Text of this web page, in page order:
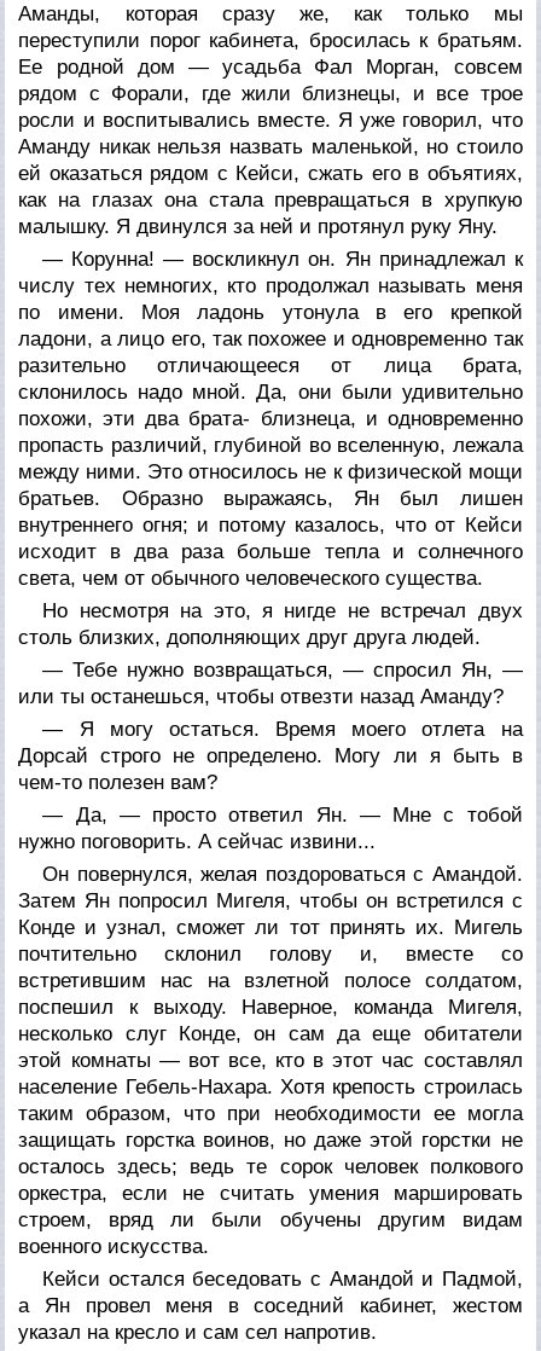
Аманды, которая сразу же, как только мы
переступили порог кабинета, бросилась к братьям.
Ее родной дом — усадьба Фал Морган, совсем
рядом с Форали, где жили близнецы, и все трое
росли и воспитывались вместе. Я уже говорил, что
Аманду никак нельзя назвать маленькой, но стоило
ей оказаться рядом с Кейси, сжать его в объятиях,
как на глазах она стала превращаться в хрупкую
малышку. Я двинулся за ней и протянул руку Яну.
— Корунна! — воскликнул он. Ян принадлежал к
числу тех немногих, кто продолжал называть меня
по имени. Моя ладонь утонула в его крепкой
ладони, а лицо его, так похожее и одновременно так
разительно отличающееся от лица брата,
склонилось надо мной. Да, они были удивительно
похожи, эти два брата- близнеца, и одновременно
пропасть различий, глубиной во вселенную, лежала
между ними. Это относилось не к физической мощи
братьев. Образно выражаясь, Ян был лишен
внутреннего огня; и потому казалось, что от Кейси
исходит в два раза больше тепла и солнечного
света, чем от обычного человеческого существа.
Но несмотря на это, я нигде не встречал двух
столь близких, дополняющих друг друга людей.
— Тебе нужно возвращаться, — спросил Ян, —
или ты останешься, чтобы отвезти назад Аманду?
— Я могу остаться. Время моего отлета на
Дорсай строго не определено. Могу ли я быть в
чем-то полезен вам?
— Да, — просто ответил Ян. — Мне с тобой
нужно поговорить. А сейчас извини...
Он повернулся, желая поздороваться с Амандой.
Затем Ян попросил Мигеля, чтобы он встретился с
Конде и узнал, сможет ли тот принять их. Мигель
почтительно склонил голову и, вместе со
встретившим нас на взлетной полосе солдатом,
поспешил к выходу. Наверное, команда Мигеля,
несколько слуг Конде, он сам да еще обитатели
этой комнаты — вот все, кто в этот час составлял
население Гебель-Нахара. Хотя крепость строилась
таким образом, что при необходимости ее могла
защищать горстка воинов, но даже этой горстки не
осталось здесь; ведь те сорок человек полкового
оркестра, если не считать умения маршировать
строем, вряд ли были обучены другим видам
военного искусства.
Кейси остался беседовать с Амандой и Падмой,
а Ян провел меня в соседний кабинет, жестом
указал на кресло и сам сел напротив.